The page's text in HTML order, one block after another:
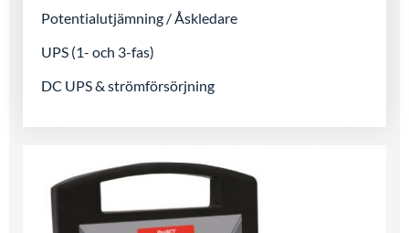
Potentialutjämning / Åskledare
UPS (1- och 3-fas)
DC UPS & strömförsörjning